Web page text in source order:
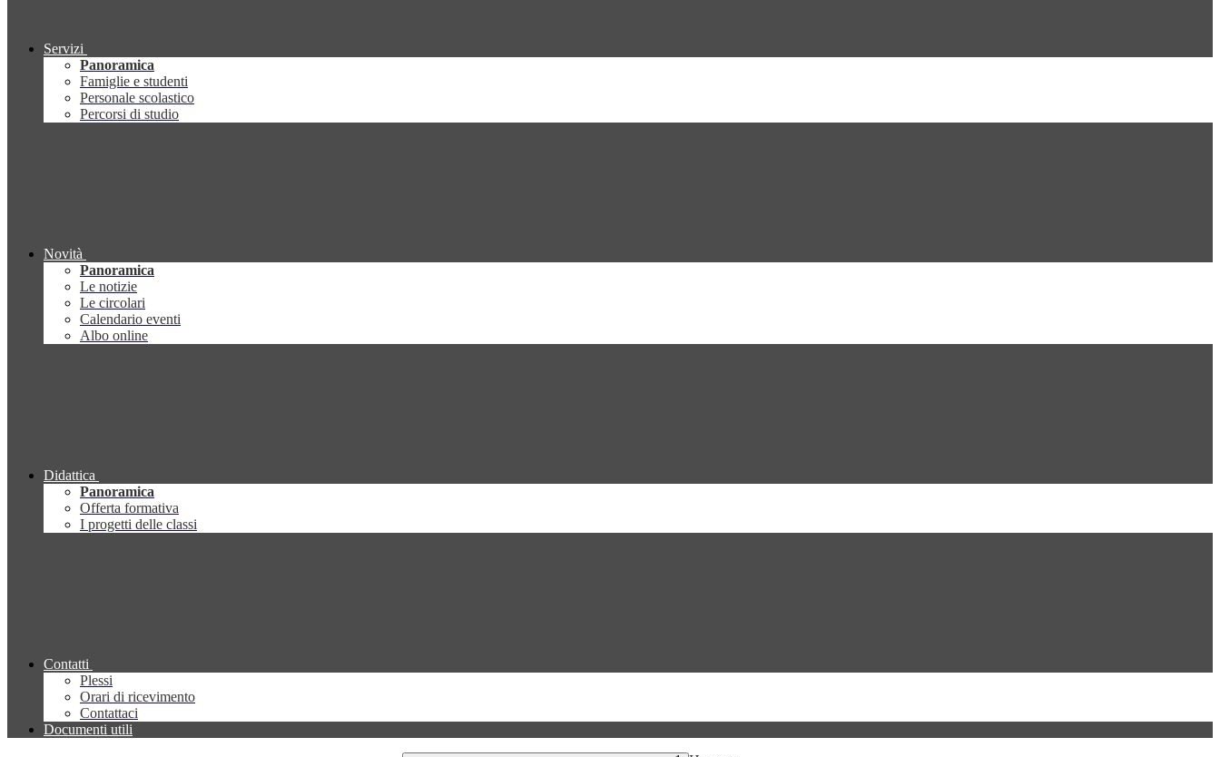
Servizi
Panoramica
Famiglie e studenti
Personale scolastico
Percorsi di studio
Novità
Panoramica
Le notizie
Le circolari
Calendario eventi
Albo online
Didattica
Panoramica
Offerta formativa
I progetti delle classi
Contatti
Plessi
Orari di ricevimento
Contattaci
Documenti utili